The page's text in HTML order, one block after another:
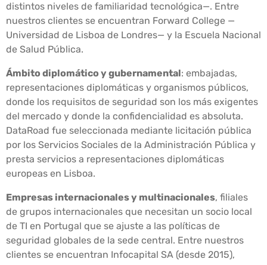
distintos niveles de familiaridad tecnológica—. Entre
nuestros clientes se encuentran Forward College —
Universidad de Lisboa de Londres— y la Escuela Nacional
de Salud Pública.
Ámbito diplomático y gubernamental: embajadas,
representaciones diplomáticas y organismos públicos,
donde los requisitos de seguridad son los más exigentes
del mercado y donde la confidencialidad es absoluta.
DataRoad fue seleccionada mediante licitación pública
por los Servicios Sociales de la Administración Pública y
presta servicios a representaciones diplomáticas
europeas en Lisboa.
Empresas internacionales y multinacionales, filiales
de grupos internacionales que necesitan un socio local
de TI en Portugal que se ajuste a las políticas de
seguridad globales de la sede central. Entre nuestros
clientes se encuentran Infocapital SA (desde 2015),